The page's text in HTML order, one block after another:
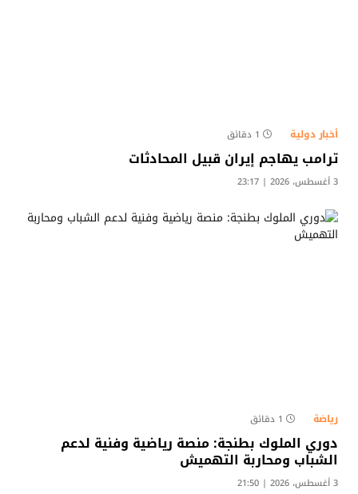
أخبار دولية 1 دقائق
ترامب يهاجم إيران قبيل المحادثات
3 أغسطس، 2026 | 23:17
رياضة 1 دقائق
دوري الملوك بطنجة: منصة رياضية وفنية لدعم
الشباب ومحاربة التهميش​
3 أغسطس، 2026 | 21:50